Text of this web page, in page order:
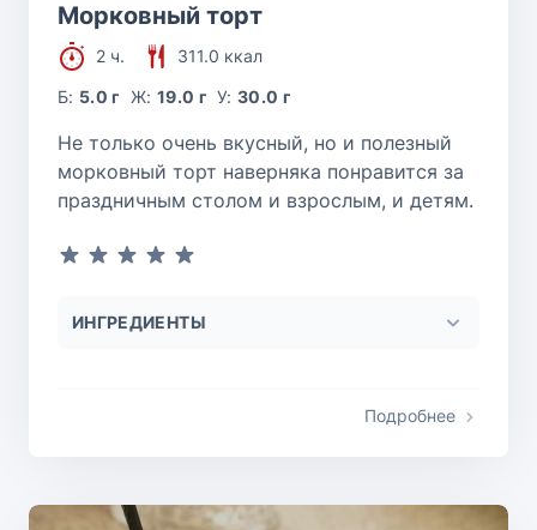
Морковный торт
2 ч.
311.0 ккал
Б: 5.0 г Ж: 19.0 г У:30.0 г
Не только очень вкусный, но и полезный
морковный торт наверняка понравится за
праздничным столом и взрослым, и детям.
ИНГРЕДИЕНТЫ
Подробнее